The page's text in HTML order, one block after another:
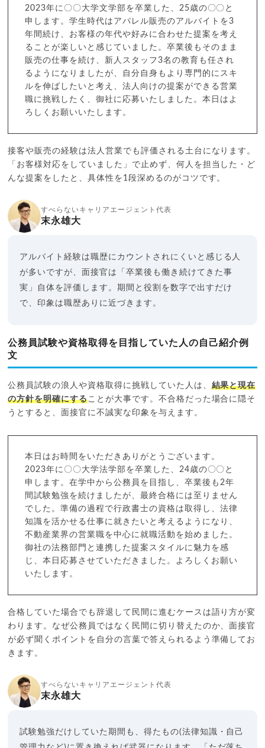
2023年に〇〇大学文学部を卒業した、25歳の〇〇と
申します。学生時代はアパレル販売のアルバイトを3
年間続け、お客様の年代や好みに合わせた提案を考え
ることが楽しいと感じていました。卒業後もそのまま
販売の仕事を続け、新人スタッフ3名の教育も任され
るようになりましたが、自分自身もより専門的にスキ
ルを伸ばしたいと考え、法人向けの提案ができる営業
職に挑戦したく、御社に応募いたしました。本日はよ
ろしくお願いいたします。
接客や販売の経験は法人営業でも評価される土台になります。
「お客様対応をしていました」で止めず、何人を担当した・ど
んな提案をしたと、具体性を1段深めるのがコツです。
すべらないキャリアエージェント代表
末永雄大
アルバイト経験は職歴にカウントされにくいと感じる人
が多いですが、面接官は「卒業後も働き続けてきた事
実」自体を評価します。期間と役割を数字で出すだけ
で、印象は職歴ありに近づきます。
公務員試験や資格取得を目指していた人の自己紹介例
文
公務員試験の浪人や資格取得に挑戦していた人は、 結果と現在
の方針を明確にすることが大事です。不合格だった場合に隠そ
うとすると、面接官に不誠実な印象を与えます。
本日はお時間をいただきありがとうございます。
2023年に〇〇大学法学部を卒業した、24歳の〇〇と
申します。在学中から公務員を目指し、卒業後も2年
間試験勉強を続けましたが、最終合格には至りません
でした。準備の過程で行政書士の資格は取得し、法律
知識を活かせる仕事に就きたいと考えるようになり、
不動産業界の営業職を中心に就職活動を始めました。
御社の法務部門と連携した提案スタイルに魅力を感
じ、本日応募させていただきました。よろしくお願い
いたします。
合格していた場合でも辞退して民間に進むケースは語り方が変
わります。なぜ公務員ではなく民間に切り替えたのか、面接官
が必ず聞くポイントを自分の言葉で答えられるよう準備してお
きます。
すべらないキャリアエージェント代表
末永雄大
試験勉強だけしていた期間も、得たもの(法律知識・自己